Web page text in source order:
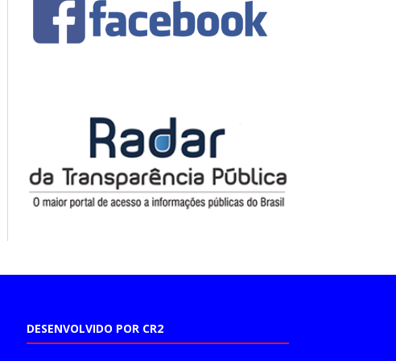
DESENVOLVIDO POR CR2